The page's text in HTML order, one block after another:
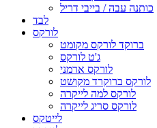
כותנה עבה / בייבי דריל
לבד
לורקס
ברוקד לורקס מקומט
ג'ט לורקס
לורקס ארמני
לורקס ברוקרד מקושט
לורקס למה לייקרה
לורקס סריג לייקרה
לייטקס